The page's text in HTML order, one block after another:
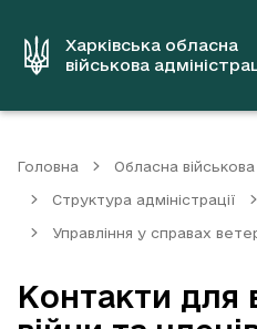
вмістуХарківська обласна
військова
Головна Обласна військова
Структура адміністрації
Управління у справах
Контакти для